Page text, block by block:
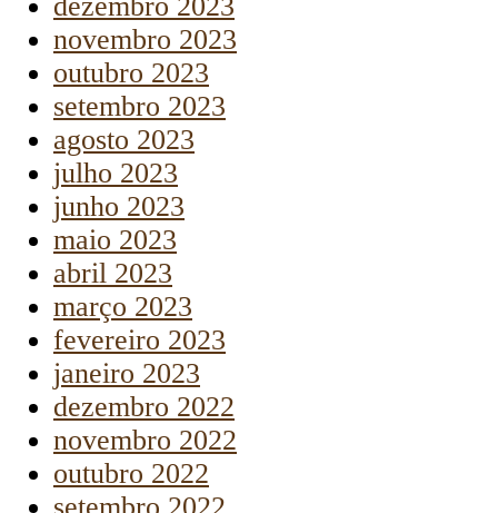
novembro 2023
outubro 2023
setembro 2023
agosto 2023
julho 2023
junho 2023
maio 2023
abril 2023
março 2023
fevereiro 2023
janeiro 2023
dezembro 2022
novembro 2022
outubro 2022